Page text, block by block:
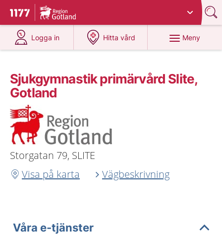
Till startsidan för 1177
Du har valt region
Logga in
på 1177.se
Hitta vård
på 1177.se
Meny
Sjukgymnastik primärvård Slite,
Gotland
Storgatan 79, SLITE
Visa på karta
Vägbeskrivning
Våra e-tjänster